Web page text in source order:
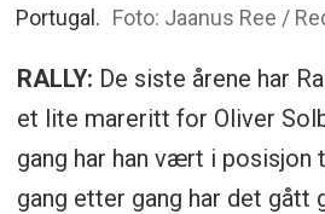
Portugal. Foto: Jaanus Ree /
RALLY: De siste årene har
et lite mareritt for Oliver
gang har han vært i posisjon
gang etter gang har det gått